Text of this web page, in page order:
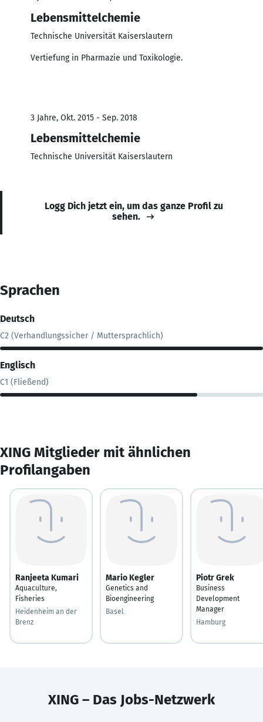
Lebensmittelchemie
Technische Universität Kaiserslautern
Vertiefung in Pharmazie und Toxikologie.
3 Jahre, Okt. 2015 - Sep. 2018
Lebensmittelchemie
Technische Universität Kaiserslautern
Logg Dich jetzt ein, um das ganze Profil zu
sehen.
Sprachen
Deutsch
C2 (Verhandlungssicher / Muttersprachlich)
Englisch
C1 (Fließend)
XING Mitglieder mit ähnlichen
Profilangaben
Ranjeeta Kumari
Aquaculture,
Fisheries
Heidenheim an der
Brenz
Mario Kegler
Genetics and
Bioengineering
Basel
Piotr Grek
Business
Development
Manager
Hamburg
XING – Das Jobs-Netzwerk